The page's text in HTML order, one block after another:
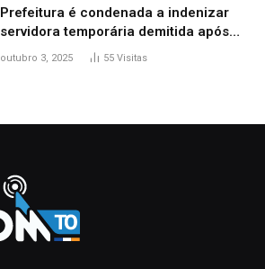
Prefeitura é condenada a indenizar
servidora temporária demitida após
nascimento da filha
outubro 3, 2025 55 Visitas